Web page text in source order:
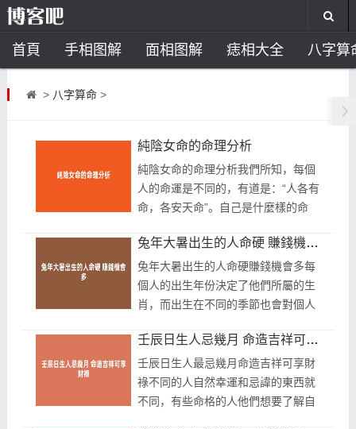
首頁 手相图解 面相图解 痣相大全 八字算
风水开运 助运饰品
> 八字算命>
純陰女命的命理分析
純陰女命的命理分析我們所知，每個
人的命運是不同的，有道是：“人各有
命，各安天命”。自己是什麼樣的命
一些較為特殊的命理，如純陰女
命，...
兔年大暑出生的人命硬 賺錢機會多
兔年大暑出生的人命硬賺錢機會多每
個人的出生年份決定了他們所屬的生
肖，而出生在不同的季節也會對個人
夏天出生的人往往具有較多的火行元
素...
壬辰日生人忌幾月 命造吉祥可享財祿
壬辰日生人最忌幾月命造吉祥可享財
祿不同的人自然幸運和忌諱的東西就
不同，有些命格的人他們想要了解自